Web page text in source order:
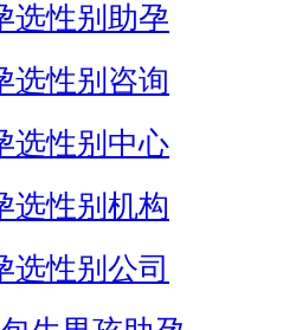
选性别助孕
选性别咨询
选性别中心
选性别机构
选性别公司